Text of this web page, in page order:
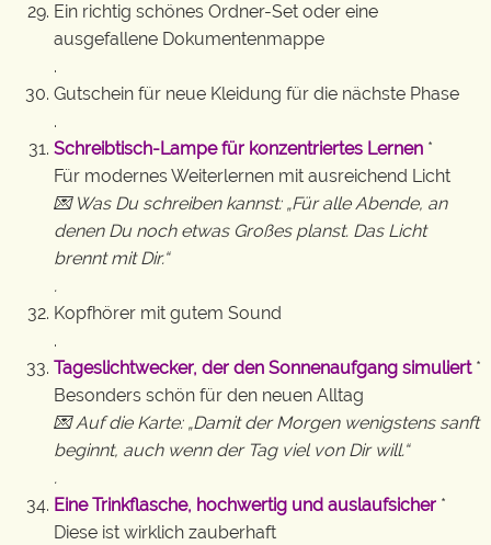
Ein richtig schönes Ordner-Set oder eine
ausgefallene Dokumentenmappe
.
Gutschein für neue Kleidung für die nächste Phase
.
Schreibtisch-Lampe für konzentriertes Lernen *
Für modernes Weiterlernen mit ausreichend Licht
💌 Was Du schreiben kannst: „Für alle Abende, an
denen Du noch etwas Großes planst. Das Licht
brennt mit Dir.“
.
Kopfhörer mit gutem Sound
.
Tageslichtwecker, der den Sonnenaufgang simuliert*
Besonders schön für den neuen Alltag
💌 Auf die Karte: „Damit der Morgen wenigstens sanft
beginnt, auch wenn der Tag viel von Dir will.“
.
Eine Trinkflasche, hochwertig und auslaufsicher *
Diese ist wirklich zauberhaft